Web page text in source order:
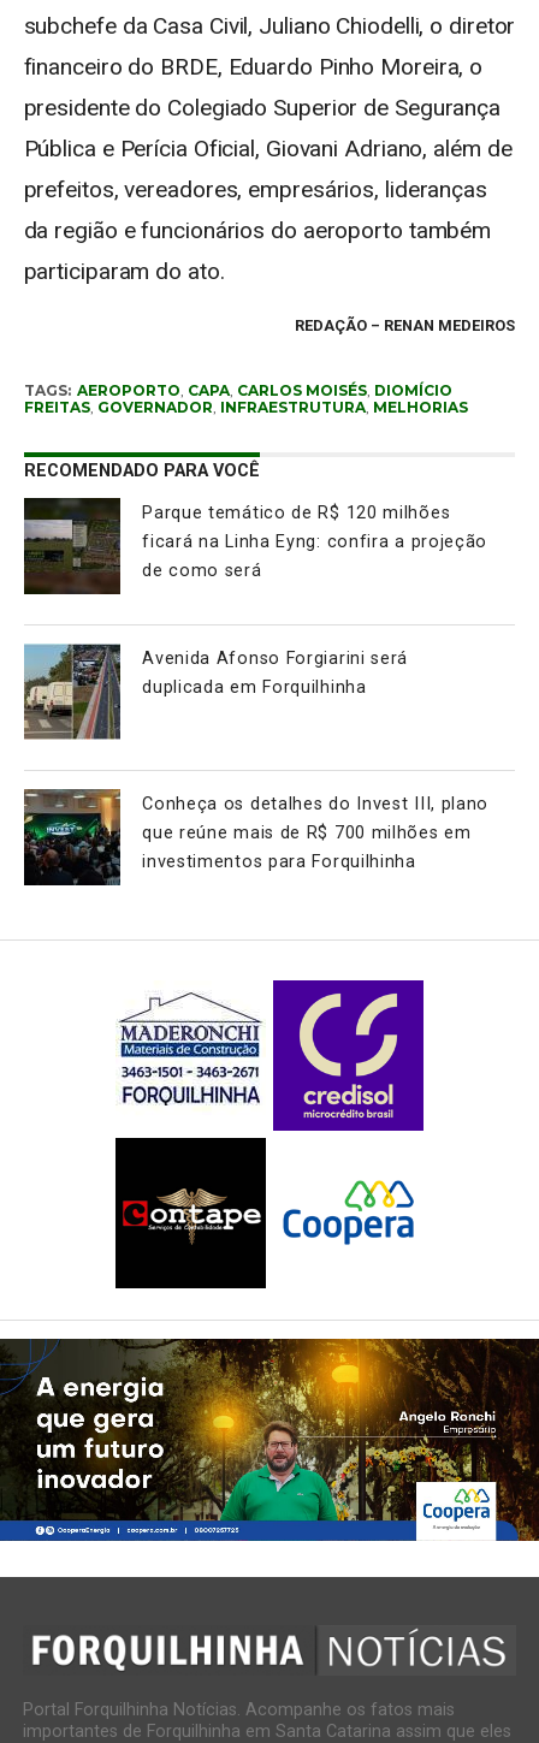
subchefe da Casa Civil, Juliano Chiodelli, o diretor
financeiro do BRDE, Eduardo Pinho Moreira, o
presidente do Colegiado Superior de Segurança
Pública e Perícia Oficial, Giovani Adriano, além de
prefeitos, vereadores, empresários, lideranças
da região e funcionários do aeroporto também
participaram do ato.
REDAÇÃO – RENAN MEDEIROS
TAGS: AEROPORTO CAPA, CARLOS MOISÉS, DIOMÍCIO
FREITAS, GOVERNADOR INFRAESTRUTURA, MELHORIAS
RECOMENDADO PARA VOCÊ
Parque temático de R$ 120 milhões
ficará na Linha Eyng: confira a projeção
de como será
Avenida Afonso Forgiarini será
duplicada em Forquilhinha
Conheça os detalhes do Invest III, plano
que reúne mais de R$ 700 milhões em
investimentos para Forquilhinha
Portal Forquilhinha Notícias. Acompanhe os fatos mais
importantes de Forquilhinha em Santa Catarina assim que eles